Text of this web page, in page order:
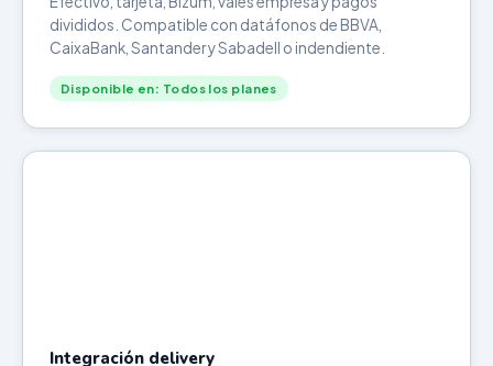
divididos. Compatible con datáfonos de BBVA,
CaixaBank, Santander y Sabadell o indendiente.
Disponible en: Todos los planes
Integración delivery